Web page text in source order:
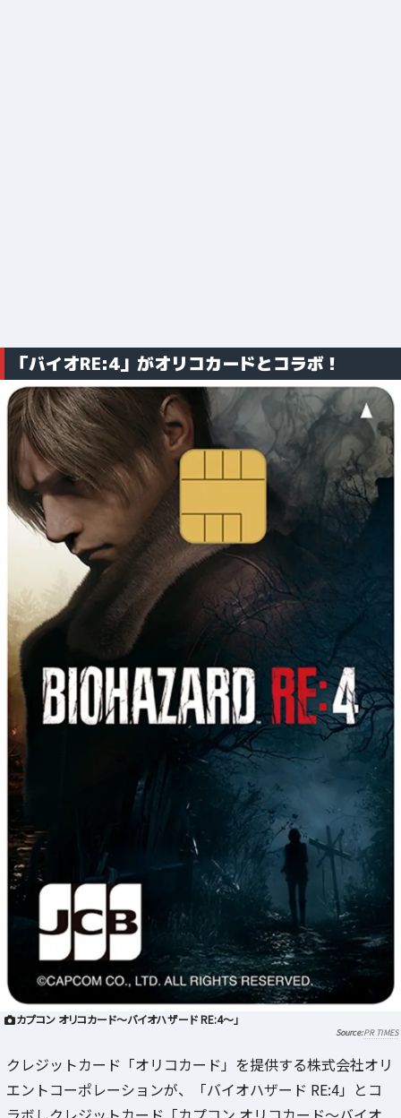
「バイオRE:4」がオリコカードとコラボ！
カプコン オリコカード～バイオハザード RE:4～」
PR TIMES
クレジットカード「オリコカード」を提供する株式会社オリ
エントコーポレーションが、「バイオハザード RE:4」とコ